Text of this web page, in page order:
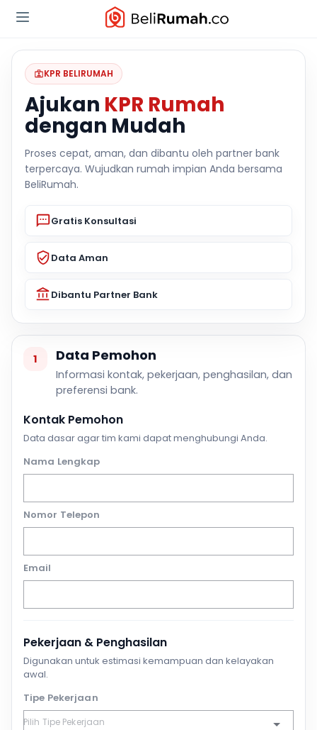
KPR BELIRUMAH
Ajukan KPR Rumah
dengan Mudah
Proses cepat, aman, dan dibantu oleh partner bank
terpercaya. Wujudkan rumah impian Anda bersama
BeliRumah.
Gratis Konsultasi
Data Aman
Dibantu Partner Bank
1 Data Pemohon
Informasi kontak, pekerjaan, penghasilan, dan
preferensi bank.
Kontak Pemohon
Data dasar agar tim kami dapat menghubungi Anda.
Nama Lengkap
Nomor Telepon
Email
Pekerjaan & Penghasilan
Digunakan untuk estimasi kemampuan dan kelayakan
awal.
Tipe Pekerjaan